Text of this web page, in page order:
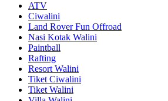
ATV
Ciwalini
Land Rover Fun Offroad
Nasi Kotak Walini
Paintball
Rafting
Resort Walini
Tiket Ciwalini
Tiket Walini